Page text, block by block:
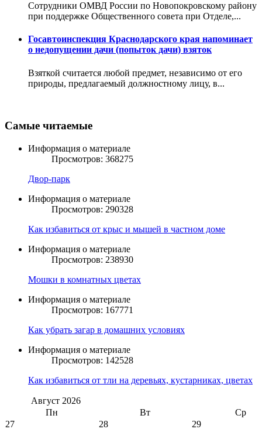
Сотрудники ОМВД России по Новопокровскому району
при поддержке Общественного совета при Отделе,...
Госавтоинспекция Краснодарского края напоминает
о недопущении дачи (попыток дачи) взяток
Взяткой считается любой предмет, независимо от его
природы, предлагаемый должностному лицу, в...
Самые читаемые
Информация о материале
Просмотров: 368275
Двор-парк
Информация о материале
Просмотров: 290328
Как избавиться от крыс и мышей в частном доме
Информация о материале
Просмотров: 238930
Мошки в комнатных цветах
Информация о материале
Просмотров: 167771
Как убрать загар в домашних условиях
Информация о материале
Просмотров: 142528
Как избавиться от тли на деревьях, кустарниках, цветах
Август 2026
Пн
Вт
Ср
27
28 29